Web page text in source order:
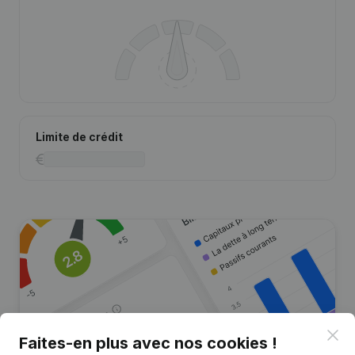
Limite de crédit
Faites-en plus avec nos cookies !